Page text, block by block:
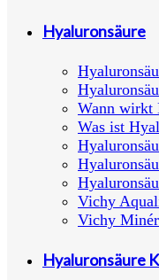
Hyaluronsäure
Wann wirkt
Was ist
Vichy
Vichy
Hyaluronsäure